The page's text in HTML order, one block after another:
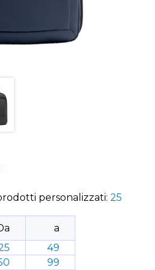
personalizzati: 25
a
49
99